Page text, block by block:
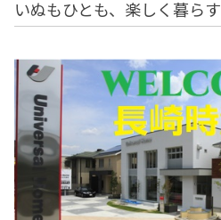
ユニバーサルホームの特長
コンセプトプラン
テクノロジー
建築実例
ブログ
モデルハウス見学予約
長崎時津店 TOPへ
いぬもひとも、楽しく暮らす